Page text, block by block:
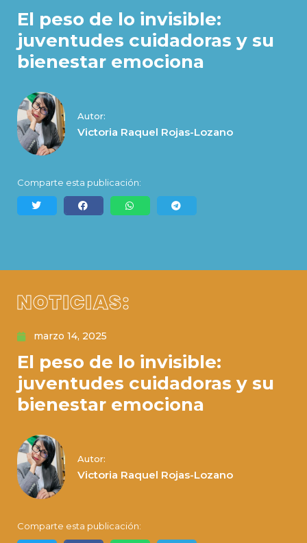
El peso de lo invisible:
juventudes cuidadoras y su
bienestar emociona
Autor:
Victoria Raquel Rojas-Lozano
Comparte esta publicación:
NOTICIAS:
marzo 14, 2025
El peso de lo invisible:
juventudes cuidadoras y su
bienestar emociona
Autor:
Victoria Raquel Rojas-Lozano
Comparte esta publicación: